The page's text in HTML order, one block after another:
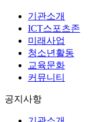
기관소개
ICT스포츠존
미래사업
청소년활동
교육문화
커뮤니티
공지사항